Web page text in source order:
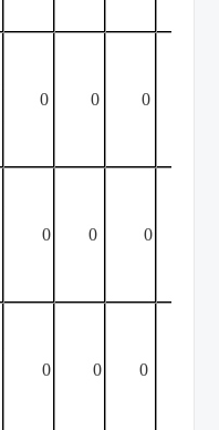
0 0 0
0 0 0
0 0 0